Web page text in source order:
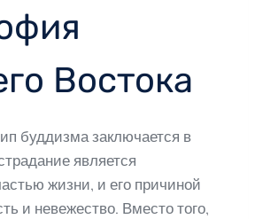
Востока
буддизма заключается в
является
жизни, и его причиной
и невежество. Вместо того,